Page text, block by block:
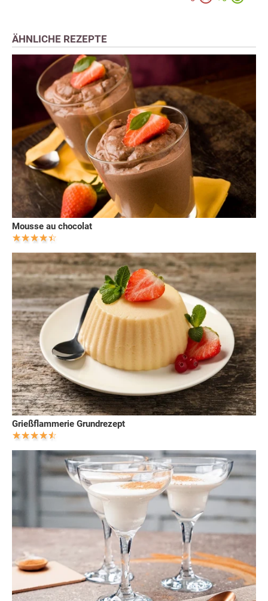
ÄHNLICHE REZEPTE
Mousse au chocolat
Grießflammerie Grundrezept